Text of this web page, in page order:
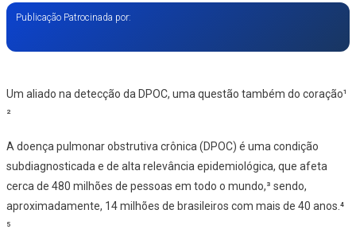
Publicação Patrocinada por:
Um aliado na detecção da DPOC, uma questão também do coração¹
²
A doença pulmonar obstrutiva crônica (DPOC) é uma condição
subdiagnosticada e de alta relevância epidemiológica, que afeta
cerca de 480 milhões de pessoas em todo o mundo,³ sendo,
aproximadamente, 14 milhões de brasileiros com mais de 40 anos.⁴
⁵